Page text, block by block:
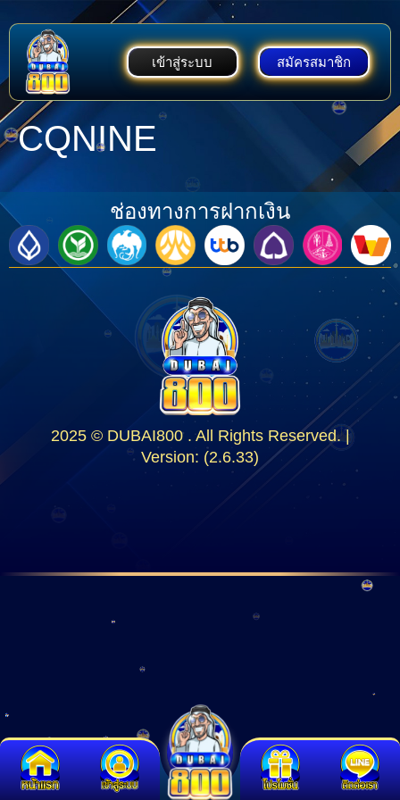
เข้าสู่ระบบ สมัครสมาชิก
CQNINE
ช่องทางการฝากเงิน
2025 © DUBAI800 . All Rights Reserved. |
Version: (2.6.33)